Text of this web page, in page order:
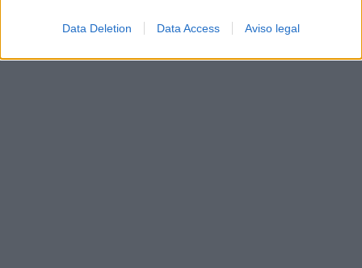
Data Deletion Data Access Aviso legal